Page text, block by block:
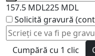
157.5 MDL225 MDL
Solicită gravură
Cumpără cu 1 clic